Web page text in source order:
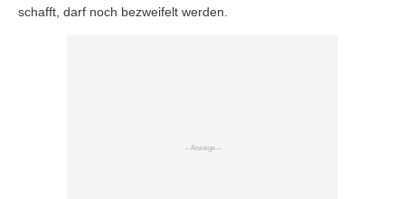
schafft, darf noch bezweifelt werden.